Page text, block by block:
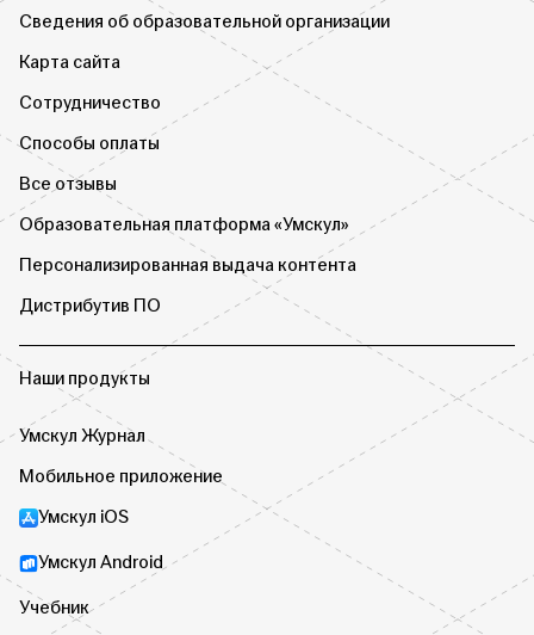
Сведения об образовательной организации
Карта сайта
Сотрудничество
Способы оплаты
Все отзывы
Образовательная платформа «Умскул»
Персонализированная выдача контента
Дистрибутив ПО
Наши продукты
Умскул Журнал
Мобильное приложение
Умскул iOS
Умскул Android
Учебник